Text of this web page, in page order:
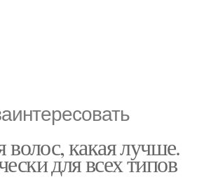
волос, какая лучше.
для всех типов